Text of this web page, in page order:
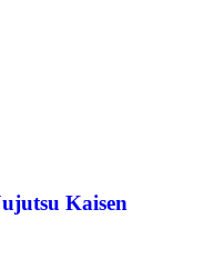
Kaisen